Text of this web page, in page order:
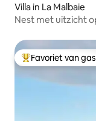
Villa in La Malbaie
Nest met uitzicht
Topfavoriet van
Favoriet van